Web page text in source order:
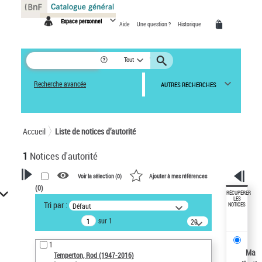
Espace personnel Aide Une question ? Historique
Tout
Recherche avancée AUTRES RECHERCHES
Accueil Liste de notices d’autorité
1 Notices d'autorité
VOTRE RECHERCHE
Recherche avancée dans les
notices d’autorité
Œuvres liées à l'auteur :
Temperton, Rod (1947-2016)
Voir la sélection (0) Ajouter à mes références
(0)
Tri par : Défaut
sur 1
20
résultats/page
1
Temperton, Rod (1947-2016)
RÉCUPÉRER
LES
NOTICES
Ma
Panneau de gestion des cookies